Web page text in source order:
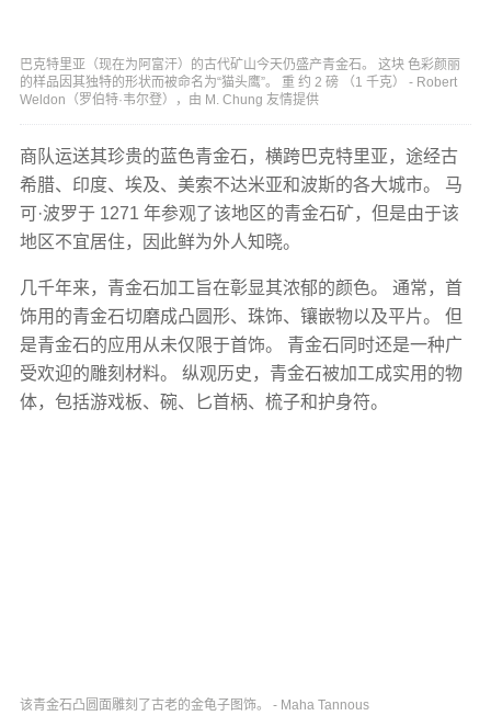
巴克特里亚（现在为阿富汗）的古代矿山今天仍盛产青金石。 这块 色彩颜丽
的样品因其独特的形状而被命名为“猫头鹰”。 重 约 2 磅 （1 千克） - Robert
Weldon（罗伯特·韦尔登），由 M. Chung 友情提供
商队运送其珍贵的蓝色青金石，横跨巴克特里亚，途经古
希腊、印度、埃及、美索不达米亚和波斯的各大城市。 马
可·波罗于 1271 年参观了该地区的青金石矿，但是由于该
地区不宜居住，因此鲜为外人知晓。
几千年来，青金石加工旨在彰显其浓郁的颜色。 通常，首
饰用的青金石切磨成凸圆形、珠饰、镶嵌物以及平片。 但
是青金石的应用从未仅限于首饰。 青金石同时还是一种广
受欢迎的雕刻材料。 纵观历史，青金石被加工成实用的物
体，包括游戏板、碗、匕首柄、梳子和护身符。
该青金石凸圆面雕刻了古老的金龟子图饰。 - Maha Tannous